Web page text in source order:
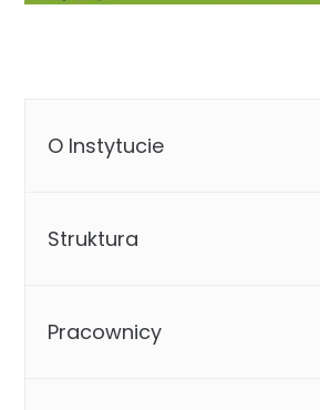
O Instytucie
Struktura
Pracownicy